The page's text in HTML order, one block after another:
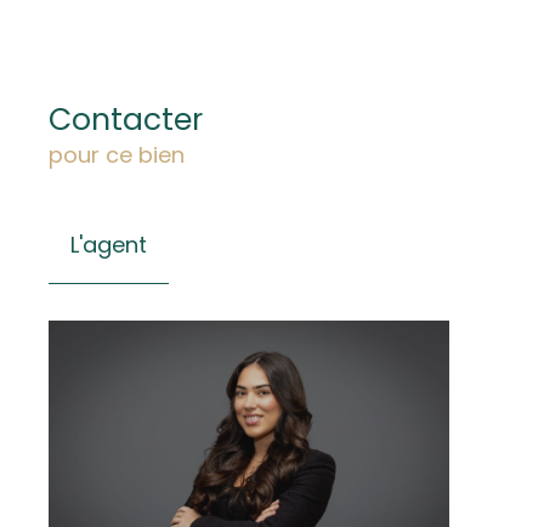
Contacter
pour ce bien
L'agent